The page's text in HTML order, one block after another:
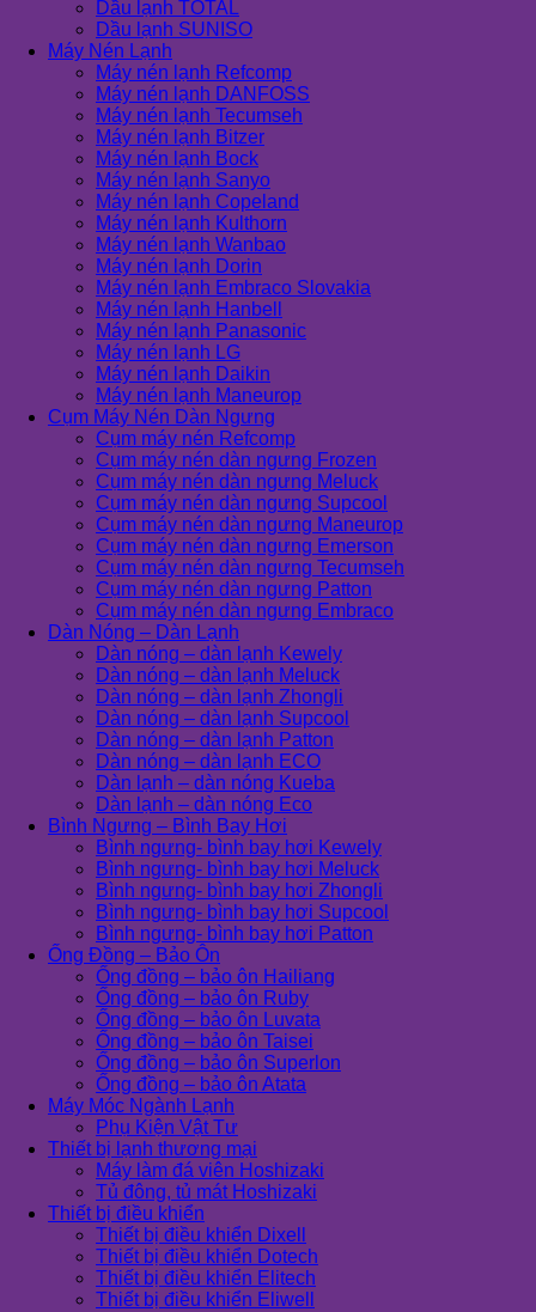
Dầu lạnh TOTAL
Dầu lạnh SUNISO
Máy Nén Lạnh
Máy nén lạnh Refcomp
Máy nén lạnh DANFOSS
Máy nén lạnh Tecumseh
Máy nén lạnh Bitzer
Máy nén lạnh Bock
Máy nén lạnh Sanyo
Máy nén lạnh Copeland
Máy nén lạnh Kulthorn
Máy nén lạnh Wanbao
Máy nén lạnh Dorin
Máy nén lạnh Embraco Slovakia
Máy nén lạnh Hanbell
Máy nén lạnh Panasonic
Máy nén lạnh LG
Máy nén lạnh Daikin
Máy nén lạnh Maneurop
Cụm Máy Nén Dàn Ngưng
Cụm máy nén Refcomp
Cụm máy nén dàn ngưng Frozen
Cụm máy nén dàn ngưng Meluck
Cụm máy nén dàn ngưng Supcool
Cụm máy nén dàn ngưng Maneurop
Cụm máy nén dàn ngưng Emerson
Cụm máy nén dàn ngưng Tecumseh
Cụm máy nén dàn ngưng Patton
Cụm máy nén dàn ngưng Embraco
Dàn Nóng – Dàn Lạnh
Dàn nóng – dàn lạnh Kewely
Dàn nóng – dàn lạnh Meluck
Dàn nóng – dàn lạnh Zhongli
Dàn nóng – dàn lạnh Supcool
Dàn nóng – dàn lạnh Patton
Dàn nóng – dàn lạnh ECO
Dàn lạnh – dàn nóng Kueba
Dàn lạnh – dàn nóng Eco
Bình Ngưng – Bình Bay Hơi
Bình ngưng- bình bay hơi Kewely
Bình ngưng- bình bay hơi Meluck
Bình ngưng- bình bay hơi Zhongli
Bình ngưng- bình bay hơi Supcool
Bình ngưng- bình bay hơi Patton
Ống Đồng – Bảo Ôn
Ống đồng – bảo ôn Hailiang
Ống đồng – bảo ôn Ruby
Ống đồng – bảo ôn Luvata
Ống đồng – bảo ôn Taisei
Ống đồng – bảo ôn Superlon
Ống đồng – bảo ôn Atata
Máy Móc Ngành Lạnh
Phụ Kiện Vật Tư
Thiết bị lạnh thương mại
Máy làm đá viên Hoshizaki
Tủ đông, tủ mát Hoshizaki
Thiết bị điều khiển
Thiết bị điều khiển Dixell
Thiết bị điều khiển Dotech
Thiết bị điều khiển Elitech
Thiết bị điều khiển Eliwell